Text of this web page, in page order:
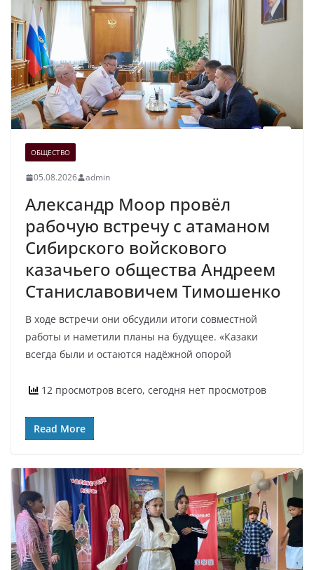
ОБЩЕСТВО
05.08.2026 admin
Александр Моор провёл
рабочую встречу с атаманом
Сибирского войскового
казачьего общества Андреем
Станиславовичем Тимошенко
В ходе встречи они обсудили итоги совместной
работы и наметили планы на будущее. «Казаки
всегда были и остаются надёжной опорой
12 просмотров всего, сегодня нет просмотров
Read More